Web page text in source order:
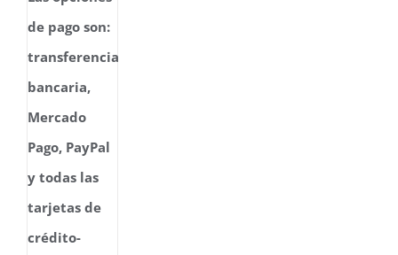
era:
$1,000.00.
es:
$200.00.
de pago son:
transferencia
bancaria,
Mercado
Pago, PayPal
y todas las
tarjetas de
crédito-